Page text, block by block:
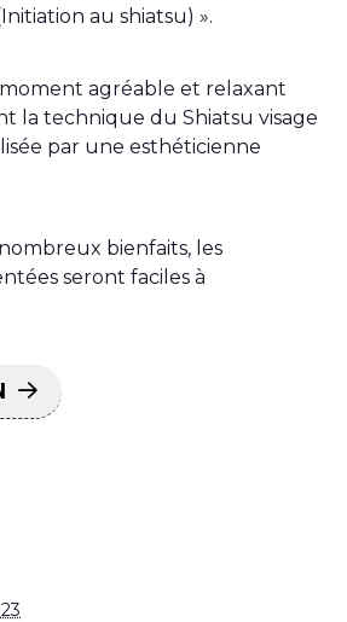
au shiatsu) ».
agréable et relaxant
la technique du Shiatsu visage
par une esthéticienne
bienfaits, les
seront faciles à